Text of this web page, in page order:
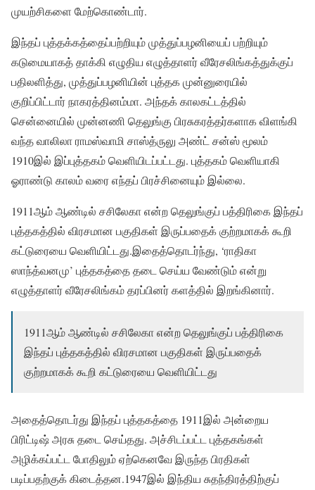
முயற்சிகளை மேற்கொண்டார்.
இந்தப் புத்தக்கத்தைப்பற்றியும் முத்துப்பழனியைப் பற்றியும்
கடுமையாகத் தாக்கி எழுதிய எழுத்தாளர் வீரேசலிங்கத்துக்குப்
பதிலளித்து, முத்துப்பழனியின் புத்தக முன்னுரையில்
குறிப்பிட்டார் நாகரத்தினம்மா. அந்தக் காலகட்டத்தில்
சென்னையில் முன்னணி தெலுங்கு பிரசுகரத்தர்களாக விளங்கி
வந்த வாலிலா ராமஸ்வாமி சாஸ்த்ருலு அண்ட் சன்ஸ் மூலம்
1910இல் இப்புத்தகம் வெளியிடப்பட்டது. புத்தகம் வெளியாகி
ஓராண்டு காலம் வரை எந்தப் பிரச்சினையும் இல்லை.
1911ஆம் ஆண்டில் சசிலேகா என்ற தெலுங்குப் பத்திரிகை இந்தப்
புத்தகத்தில் விரசமான பகுதிகள் இருப்பதைக் குற்றமாகக் கூறி
கட்டுரையை வெளியிட்டது.இதைத்தொடர்ந்து, ‘ராதிகா
ஸாந்த்வனமு’ புத்தகத்தை தடை செய்ய வேண்டும் என்று
எழுத்தாளர் வீரேசலிங்கம் தரப்பினர் களத்தில் இறங்கினார்.
1911ஆம் ஆண்டில் சசிலேகா என்ற தெலுங்குப் பத்திரிகை
இந்தப் புத்தகத்தில் விரசமான பகுதிகள் இருப்பதைக்
குற்றமாகக் கூறி கட்டுரையை வெளியிட்டது
அதைத்தொடர்து இந்தப் புத்தகத்தை 1911இல் அன்றைய
பிரிட்டிஷ் அரசு தடை செய்தது. அச்சிடப்பட்ட புத்தகங்கள்
அழிக்கப்பட்ட போதிலும் ஏற்கெனவே இருந்த பிரதிகள்
படிப்பதற்குக் கிடைத்தன.1947இல் இந்திய சுதந்திரத்திற்குப்